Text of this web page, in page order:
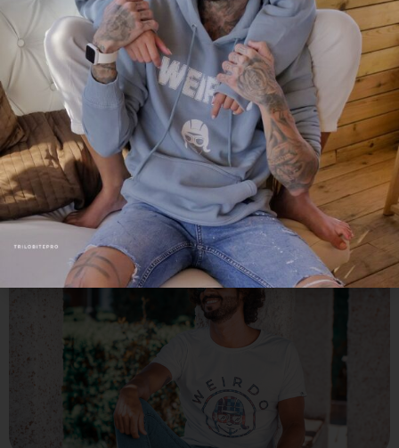
a cool clothing style for
people of free spirit.
Es increíble ver cómo nuestros diseños lucen
en las publicaciones y apariciones de figuras
famosas, en todos los canales de
comunicación. Como espíritus libres e
irreverentes creemos en individualidad de la
moda. Por eso amamos expresarnos con
libertad. ¿Te atreves?